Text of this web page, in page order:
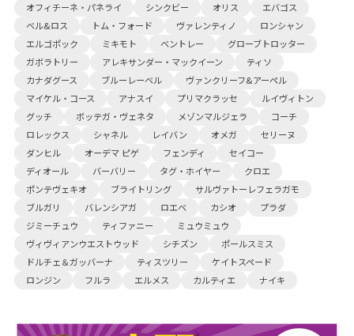
オフィチーネ・パネライ
シンクビー オリス
エバゴス
ベル&ロス
トム・フォード ヴァレンティノ
ロンシャン
エルゴポック
ミキモト ベントレー
グローブトロッター
ガボラトリー
アレキサンダー・マックイーン
ティソ
カナダグース
ブルーレーベル
ヴァンクリーフ&アーペル
マイケル・コース
アナスイ プリマクラッセ
ルイヴィトン
グッチ
ボッテガ・ヴェネタ メゾンマルジェラ
コーチ
ロレックス
シャネル レイバン オメガ
セリーヌ
ダンヒル
オーデマ ピゲ フェンディ
セイコー
ディオール
バーバリー タグ・ホイヤー
クロエ
ポンテヴェキオ
ブライトリング
サルヴァトーレフェラガモ
ブルガリ
バレンシアガ ロエベ カシオ
プラダ
ジミーチュウ
ティファニー
ミュウミュウ
ヴィヴィアンウエストウッド
シチズン
ポールスミス
ドルチェ＆ガッバーナ
ティスツリー
ケイトスペード
ロンジン
フルラ エルメス カルティエ ナイキ